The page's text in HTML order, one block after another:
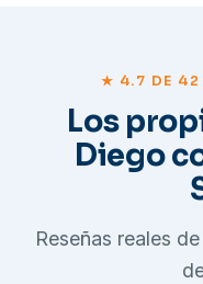
★ 4.7 DE 42
Los
Diego
Reseñas reales